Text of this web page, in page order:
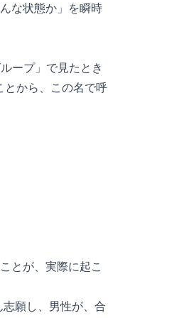
な状態か」を瞬時
ープ」で見たとき
とから、この名で呼
とが、実際に起こ
願し、男性が、合